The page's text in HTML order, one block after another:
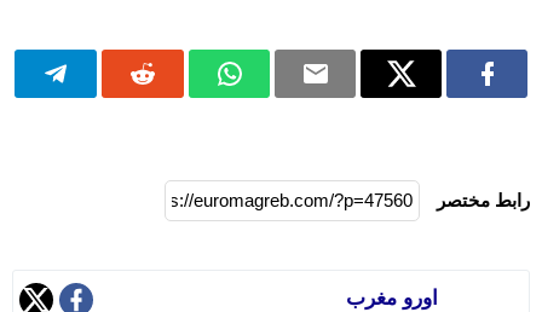
رابط مختصر
اورو مغرب